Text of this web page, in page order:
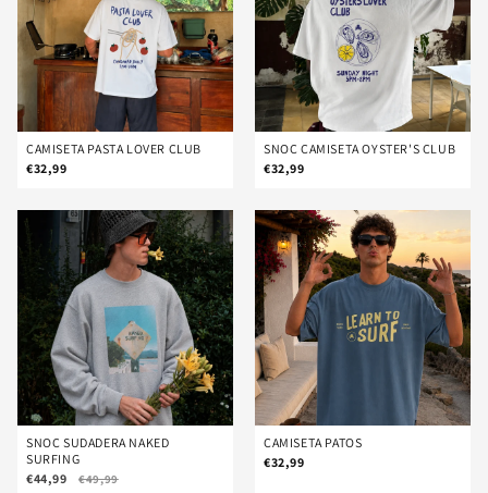
CAMISETA PASTA LOVER CLUB
€32,99
SNOC CAMISETA OYSTER'S CLUB
€32,99
SNOC SUDADERA NAKED
SURFING
€44,99
€49,99
CAMISETA PATOS
€32,99